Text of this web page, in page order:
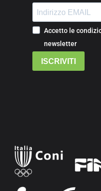
Accetto le
newsletter
ISCRIVITI